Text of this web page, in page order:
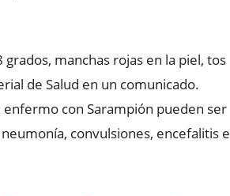
manchas rojas en la piel, tos
de Salud en un comunicado.
con Sarampión pueden ser
convulsiones, encefalitis e